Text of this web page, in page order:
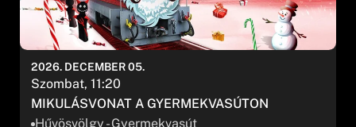
MIKULÁSVONAT A GYERMEKVASÚTON
Hűvösvölgy - Gyermekvasút
2026. DECEMBER 05.
Szombat, 11:20